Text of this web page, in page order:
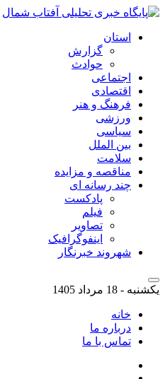
استان
گزارش
حوادث
اجتماعی
اقتصادی
فرهنگ و هنر
ورزشی
سیاسی
بین الملل
سلامت
مناقصه و مزایده
چند رسانه ای
پادکست
فیلم
تصاویر
اینفوگرافیک
شهروند خبرنگار
یکشنبه - 18 مرداد 1405
خانه
درباره ما
تماس با ما